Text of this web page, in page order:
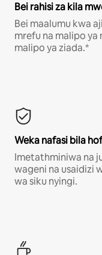
Bei rahisi za kila
Bei maalumu kwa
mrefu na malipo ya
malipo ya ziada.*
Weka nafasi bila
Imetathminiwa na
wageni na usaidizi
wa siku nyingi.